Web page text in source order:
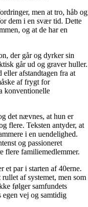
men at tro, håb og
dem i en svær tid. Dette
og at de har en
der går og dyrker sin
går ud og graver huller.
afstandtagen fra at
af frygt for
konventionelle
det nævnes, at hun er
flere. Teksten antyder, at
i en uendelighed.
og passioneret
flere familiemedlemmer.
par i starten af 40erne.
af systemet, men som
følger samfundets
egen vej og samtidig